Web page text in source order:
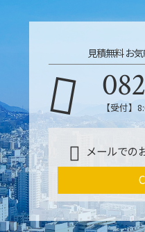
見積無料 お
【受付】
メールでの